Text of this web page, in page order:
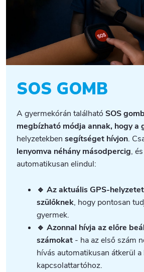
SOS GOMB
A gyermekórán találhatóSOS gomb
megbízható módja annak, hogy a
helyzetekbensegítséget hívjon.
lenyomva néhány másodpercig,
automatikusan elindul:
🔹 Az aktuális GPS-
szülőknek, hogy pontosan
gyermek.
🔹 Azonnal hívja az előre
számokat - ha az első szám
hívás automatikusan átkerül a
kapcsolattartóhoz.